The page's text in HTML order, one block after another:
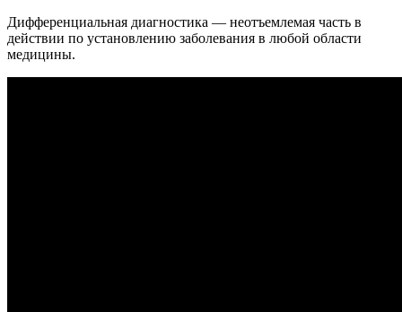
Дифференциальная диагностика — неотъемлемая часть в
действии по установлению заболевания в любой области
медицины.